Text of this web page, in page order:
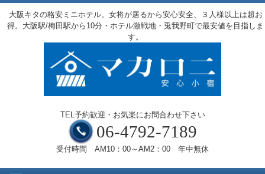
大阪キタの格安ミニホテル。女将が居るから安心安全、３人様以上は超お
得。大阪駅/梅田駅から10分・ホテル激戦地・兎我野町で最安値を目指しま
す。
TEL予約歓迎・お気楽にお問合わせ下さい
06-4792-7189
受付時間 AM10：00～AM2：00 年中無休